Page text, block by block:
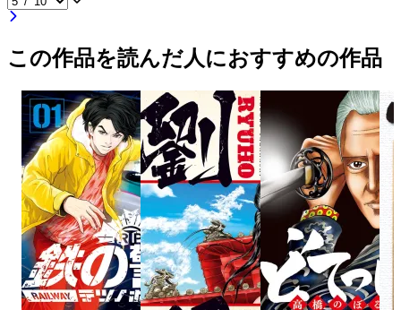
この作品を読んだ人におすすめの作品